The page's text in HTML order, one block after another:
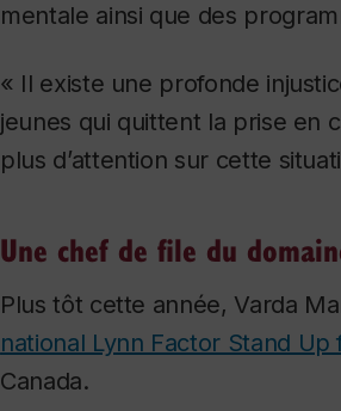
mentale ainsi que des
« Il existe une profonde
jeunes qui quittent la prise en
plus d’attention sur cette
Une chef de file du
Plus tôt cette année, Varda
national Lynn Factor Stand Up
Canada.